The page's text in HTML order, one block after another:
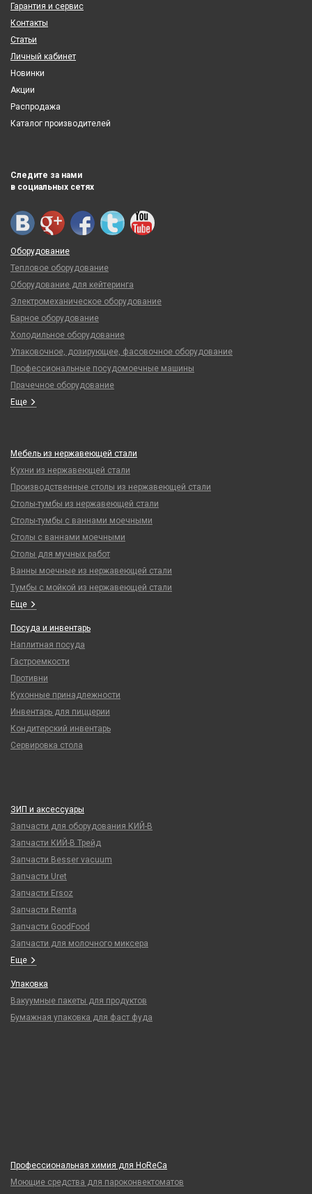
Гарантия и сервис
Контакты
Статьи
Личный кабинет
Новинки
Акции
Распродажа
Каталог производителей
Следите за нами
в социальных сетях
Оборудование
Тепловое оборудование
Оборудование для кейтеринга
Электромеханическое оборудование
Барное оборудование
Холодильное оборудование
Упаковочное, дозирующее, фасовочное оборудование
Профессиональные посудомоечные машины
Прачечное оборудование
Еще
Мебель из нержавеющей стали
Кухни из нержавеющей стали
Производственные столы из нержавеющей стали
Столы-тумбы из нержавеющей стали
Столы-тумбы с ваннами моечными
Столы с ваннами моечными
Столы для мучных работ
Ванны моечные из нержавеющей стали
Тумбы с мойкой из нержавеющей стали
Еще
Посуда и инвентарь
Наплитная посуда
Гастроемкости
Противни
Кухонные принадлежности
Инвентарь для пиццерии
Кондитерский инвентарь
Сервировка стола
ЗИП и аксессуары
Запчасти для оборудования КИЙ-В
Запчасти КИЙ-В Трейд
Запчасти Besser vacuum
Запчасти Uret
Запчасти Ersoz
Запчасти Remta
Запчасти GoodFood
Запчасти для молочного миксера
Еще
Упаковка
Вакуумные пакеты для продуктов
Бумажная упаковка для фаст фуда
Профессиональная химия для HoReCa
Моющие средства для пароконвектоматов